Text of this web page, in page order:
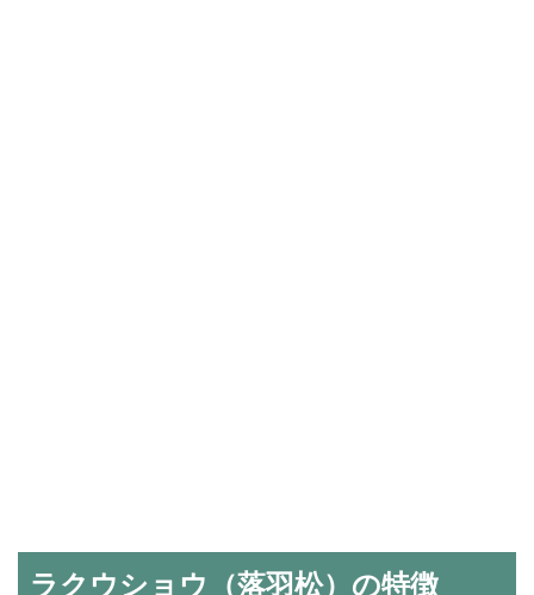
ラクウショウ（落羽松）の特徴